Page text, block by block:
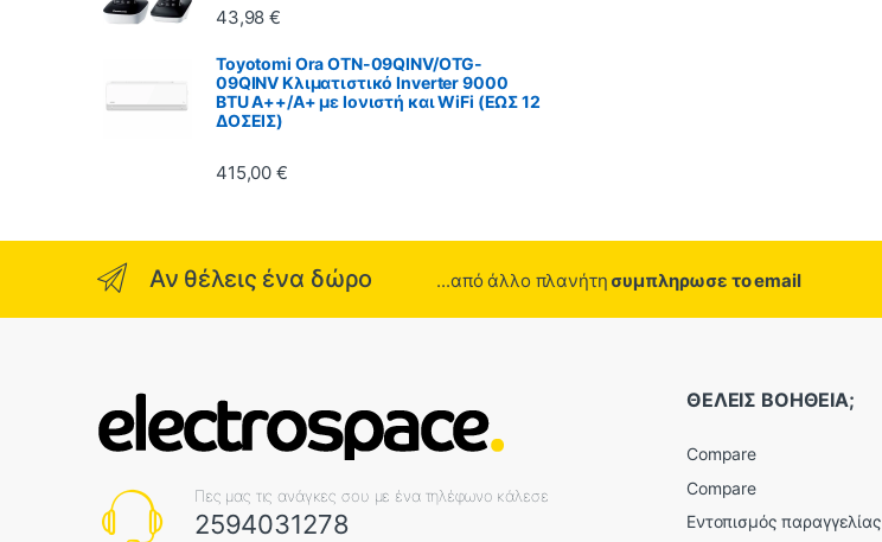
43,98€
Toyotomi Ora OTN-09QINV/OTG-
09QINV Κλιματιστικό Inverter 9000
BTU A++/A+ με Ιονιστή και WiFi (ΕΩΣ 12
ΔΟΣΕΙΣ)
415,00€
Αν θέλεις ένα δώρο ...από άλλο πλανήτη συμπληρωσε το email
Πες μας τις ανάγκες σου με ένα τηλέφωνο κάλεσε
2594031278
ΘΕΛΕΙΣ ΒΟΗΘΕΙΑ;
Compare
Compare
Εντοπισμός παραγγελίας